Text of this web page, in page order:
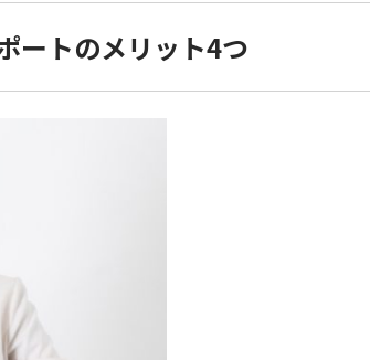
ートのメリット4つ